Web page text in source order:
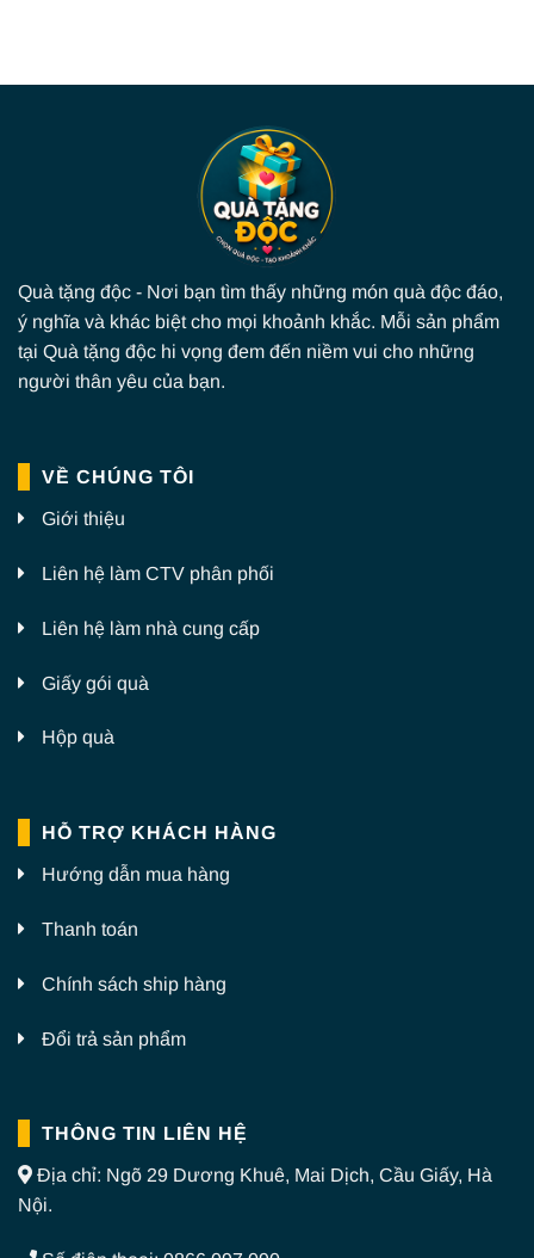
Quà tặng độc - Nơi bạn tìm thấy những món quà độc đáo,
ý nghĩa và khác biệt cho mọi khoảnh khắc. Mỗi sản phẩm
tại Quà tặng độc hi vọng đem đến niềm vui cho những
người thân yêu của bạn.
VỀ CHÚNG TÔI
Giới thiệu
Liên hệ làm CTV phân phối
Liên hệ làm nhà cung cấp
Giấy gói quà
Hộp quà
HỖ TRỢ KHÁCH HÀNG
Hướng dẫn mua hàng
Thanh toán
Chính sách ship hàng
Đổi trả sản phẩm
THÔNG TIN LIÊN HỆ
Địa chỉ: Ngõ 29 Dương Khuê, Mai Dịch, Cầu Giấy, Hà
Nội.